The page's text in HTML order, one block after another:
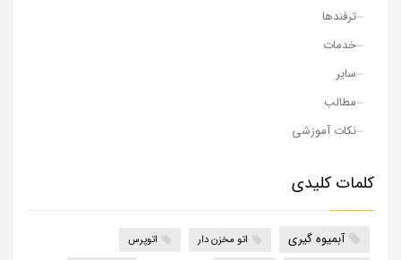
ترفندها
خدمات
سایر
مطالب
نکات آموزشی
کلمات کلیدی
آبمیوه گیری اتو مخزن دار اتوپرس